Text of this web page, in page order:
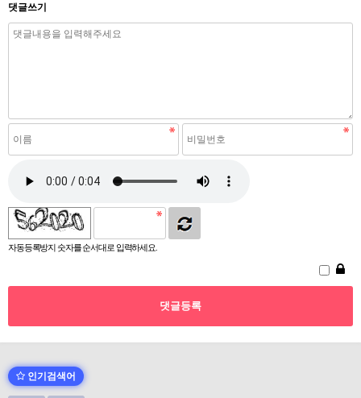
댓글쓰기
자동등록방지 숫자를 순서대로 입력하세요.
인기검색어